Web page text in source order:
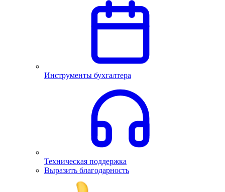
Инструменты бухгалтера
Техническая поддержка
Выразить благодарность